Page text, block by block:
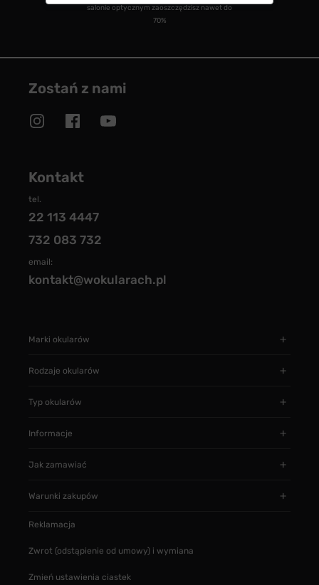
salonie optycznym zaoszczędzisz nawet do
70%
Zostań z nami
Kontakt
tel.
22 113 4447
732 083 732
email:
kontakt@wokularach.pl
Marki okularów
Rodzaje okularów
Typ okularów
Informacje
Jak zamawiać
Warunki zakupów
Reklamacja
Zwrot (odstąpienie od umowy) i wymiana
Zmień ustawienia ciastek